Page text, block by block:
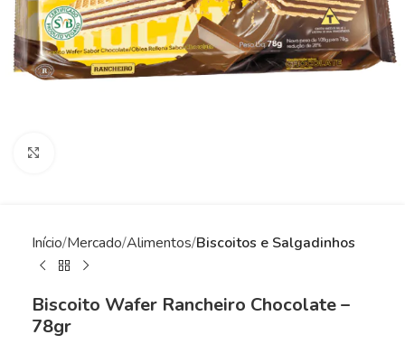
Início Mercado Alimentos Biscoitos e Salgadinhos
Biscoito Wafer Rancheiro Chocolate –
78gr